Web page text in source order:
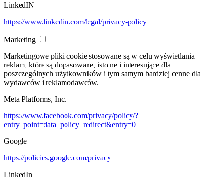
LinkedIN
https://www.linkedin.com/legal/privacy-policy
Marketing
Marketingowe pliki cookie stosowane są w celu wyświetlania
reklam, które są dopasowane, istotne i interesujące dla
poszczególnych użytkowników i tym samym bardziej cenne dla
wydawców i reklamodawców.
Meta Platforms, Inc.
https://www.facebook.com/privacy/policy/?
entry_point=data_policy_redirect&entry=0
Google
https://policies.google.com/privacy
LinkedIn